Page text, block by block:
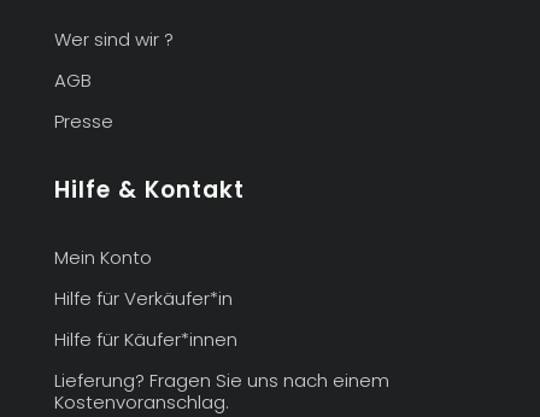
Wer sind wir ?
AGB
Presse
Hilfe & Kontakt
Mein Konto
Hilfe für Verkäufer*in
Hilfe für Käufer*innen
Lieferung? Fragen Sie uns nach einem
Kostenvoranschlag.